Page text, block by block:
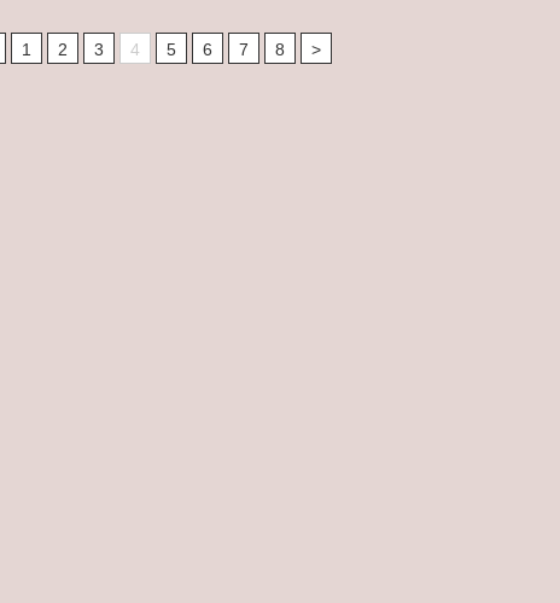
1 2 3 4 5 6 7 8 >